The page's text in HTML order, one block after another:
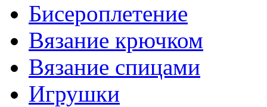
Бисероплетение
Вязание крючком
Вязание спицами
Игрушки